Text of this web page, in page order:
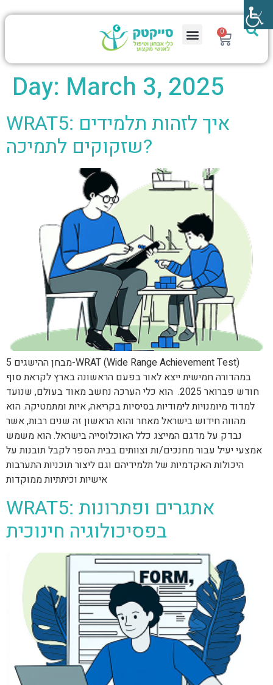
0
Day: March 3, 2025
WRAT5: איך לזהות תלמידים
שזקוקים לתמיכה?
מבחן ההישגים 5-WRAT (Wide Range Achievement Test)
במהדורה חמישית ייצא לאור בפעם הראשונה בארץ לקראת סוף
חודש פברואר 2025. הוא כלי הערכה נחשב מאוד בעולם, שנועד
למדוד מיומנויות לימודיות בסיסיות בקריאה, איות ומתמטיקה. הוא
מהווה חידוש בישראל מאחר והוא הראשון זה שנים רבות, אשר
נבדק על מדגם המייצג כלל האוכלוסייה בישראל. הוא משמש
אמצעי יעיל עבור מחנכים/ות וצוותים בבית הספר לקבל תובנות על
היכולות האקדמיות של תלמידיהם וגם ליצור תוכניות התערבות
WRAT5: אתגרים ופתרונות
בפסיכולוגיה חינוכית